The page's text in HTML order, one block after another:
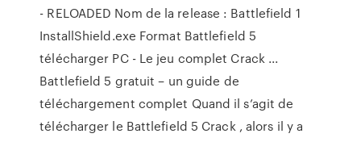
- RELOADED Nom de la release : Battlefield 1
InstallShield.exe Format Battlefield 5
télécharger PC - Le jeu complet Crack ...
Battlefield 5 gratuit – un guide de
téléchargement complet Quand il s’agit de
télécharger le Battlefield 5 Crack , alors il y a